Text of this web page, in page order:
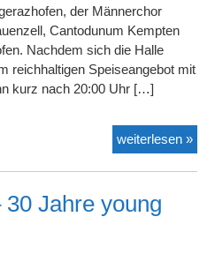
der Männerchor
Cantodunum Kempten
Nachdem sich die Halle
reichhaltigen Speiseangebot mit
kurz nach 20:00 Uhr […]
weiterlesen »
in
Jahre young